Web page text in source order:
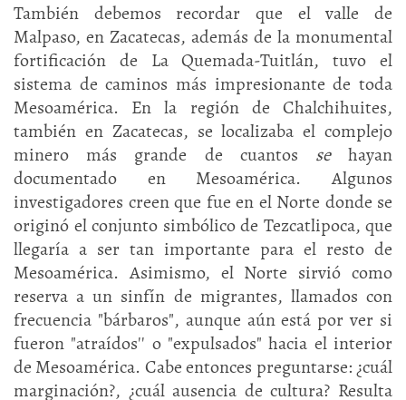
También debemos recordar que el valle de
Malpaso, en Zacatecas, además de la monumental
fortificación de La Quemada-Tuitlán, tuvo el
sistema de caminos más impresionante de toda
Mesoamérica. En la región de Chalchihuites,
también en Zacatecas, se localizaba el complejo
minero más grande de cuantos sehayan
documentado en Mesoamérica. Algunos
investigadores creen que fue en el Norte donde se
originó el conjunto simbólico de Tezcatlipoca, que
llegaría a ser tan importante para el resto de
Mesoamérica. Asimismo, el Norte sirvió como
reserva a un sinfín de migrantes, llamados con
frecuencia "bárbaros", aunque aún está por ver si
fueron "atraídos'' o "expulsados" hacia el interior
de Mesoamérica. Cabe entonces preguntarse: ¿cuál
marginación?, ¿cuál ausencia de cultura? Resulta